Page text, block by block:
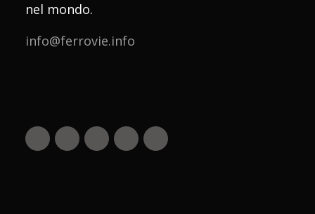
nel mondo.
info@ferrovie.info